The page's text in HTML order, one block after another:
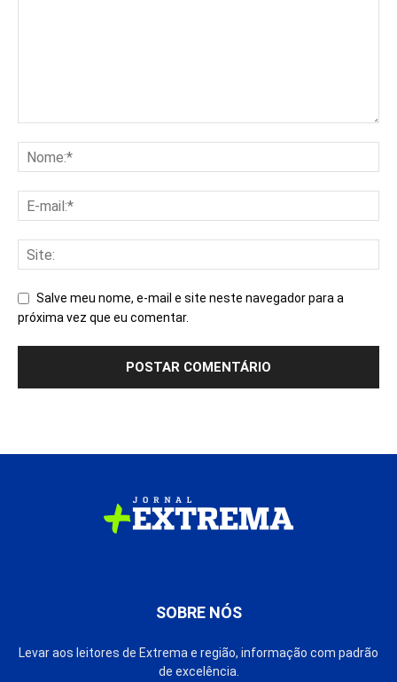
Salve meu nome, e-mail e site neste navegador para a
próxima vez que eu comentar.
SOBRE NÓS
Levar aos leitores de Extrema e região, informação com padrão
de excelência.